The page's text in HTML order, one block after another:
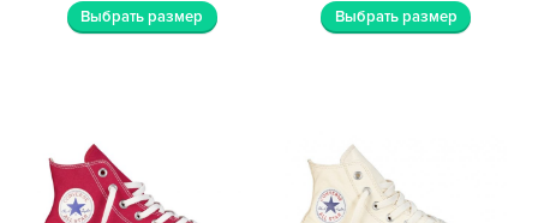
Выбрать размер Выбрать размер